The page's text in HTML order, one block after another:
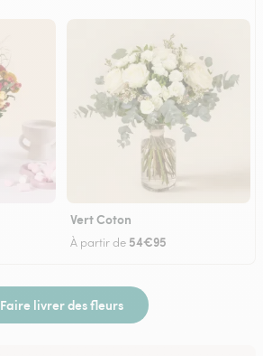
Vert Coton
À partir de 54€95
Faire livrer des fleurs